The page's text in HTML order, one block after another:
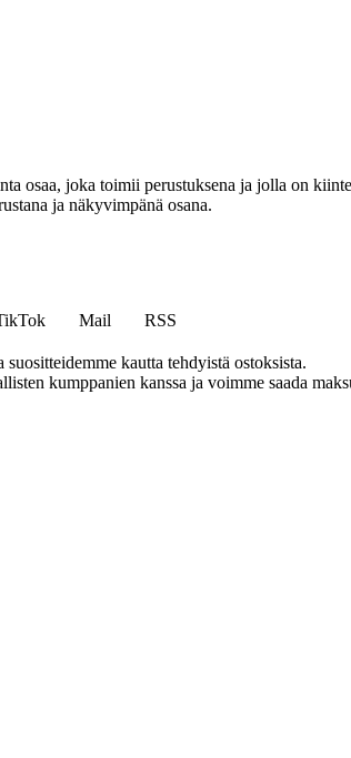
osaa, joka toimii perustuksena ja jolla on
ja näkyvimpänä osana.
Mail
RSS
kautta tehdyistä ostoksista.
kumppanien kanssa ja voimme saada